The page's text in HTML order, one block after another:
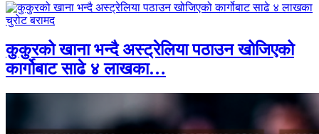
कुकुरको खाना भन्दै अस्ट्रेलिया पठाउन खोजिएको
कार्गोबाट साढे ४ लाखका…